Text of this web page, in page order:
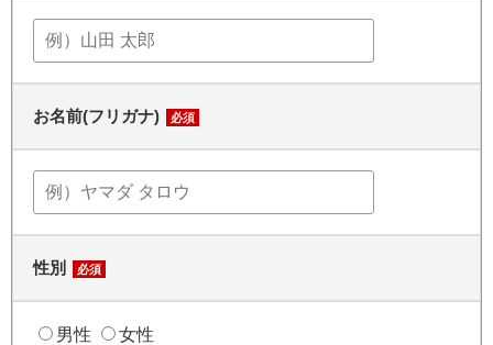
お名前(フリガナ) 必須
性別 必須
男性 女性